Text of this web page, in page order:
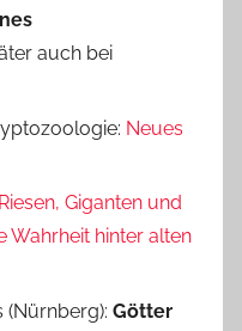
auch bei
Neues
Riesen, Giganten und
Wahrheit hinter alten
(Nürnberg): Götter